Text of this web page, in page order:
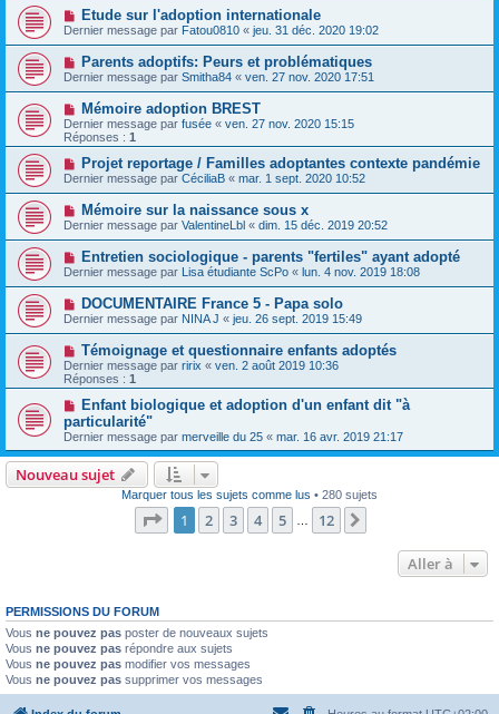
Etude sur l'adoption internationale
Dernier message par Fatou0810 « jeu. 31 déc. 2020 19:02
Parents adoptifs: Peurs et problématiques
Dernier message par Smitha84 « ven. 27 nov. 2020 17:51
Mémoire adoption BREST
Dernier message par fusée « ven. 27 nov. 2020 15:15
Réponses : 1
Projet reportage / Familles adoptantes contexte pandémie
Dernier message par CéciliaB « mar. 1 sept. 2020 10:52
Mémoire sur la naissance sous x
Dernier message par ValentineLbl « dim. 15 déc. 2019 20:52
Entretien sociologique - parents "fertiles" ayant adopté
Dernier message par Lisa étudiante ScPo « lun. 4 nov. 2019 18:08
DOCUMENTAIRE France 5 - Papa solo
Dernier message par NINA J « jeu. 26 sept. 2019 15:49
Témoignage et questionnaire enfants adoptés
Dernier message par ririx « ven. 2 août 2019 10:36
Réponses : 1
Enfant biologique et adoption d'un enfant dit "à
particularité"
Dernier message par merveille du 25 « mar. 16 avr. 2019 21:17
Nouveau sujet
Marquer tous les sujets comme lus • 280 sujets
Page 1sur12
1 2 3 4 5 12
Aller à
PERMISSIONS DU FORUM
Vous ne pouvez pas poster de nouveaux sujets
Vous ne pouvez pas répondre aux sujets
Vous ne pouvez pas modifier vos messages
Vous ne pouvez pas supprimer vos messages